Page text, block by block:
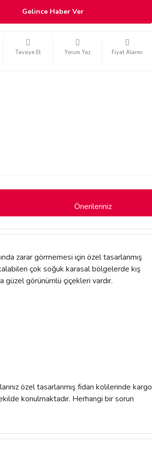
Gelince Haber Ver
Tavsiye Et Yorum Yaz Fiyat Alarmı
Önerileriniz
zarar görmemesi için özel tasarlanmış
çok soğuk karasal bölgelerde kış
güzel görünümlü çiçekleri vardır.
özel tasarlanmış fidan kolilerinde kargo
konulmaktadır. Herhangi bir sorun